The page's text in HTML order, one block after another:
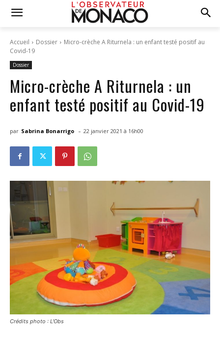
Accueil Dossier
Micro-crèche A Riturnela : un enfant testé positif au
Covid-19
Dossier
Micro-crèche A Riturnela : un
enfant testé positif au Covid-19
par Sabrina Bonarrigo - 22 janvier 2021 à 16h00
Crédits photo : L'Obs